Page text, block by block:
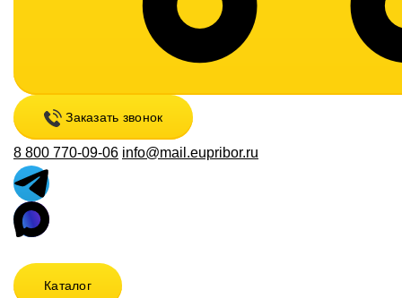
Заказать звонок
8 800 770-09-06 info@mail.eupribor.ru
Каталог